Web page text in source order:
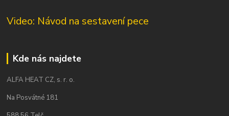
Video: Návod na sestavení pece
Kde nás najdete
ALFA HEAT CZ, s. r. o.
Na Posvátné 181